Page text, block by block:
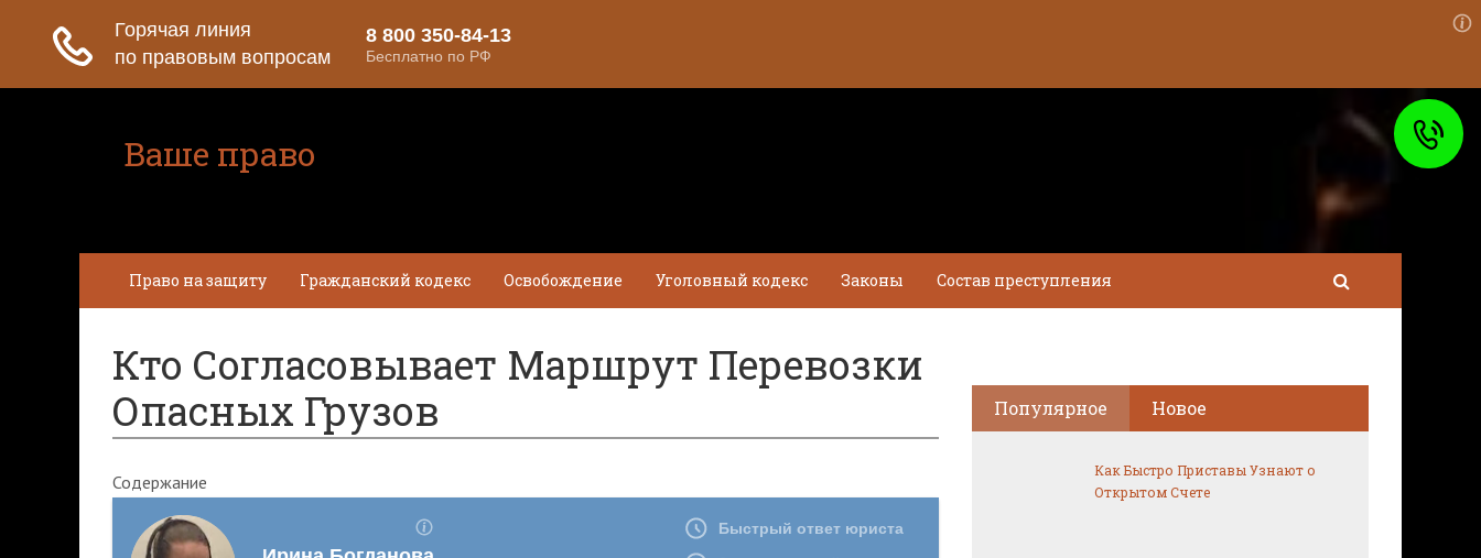
Ваше право
Право на защиту Гражданский кодекс Освобождение Уголовный кодекс Законы Состав преступления
Кто Согласовывает Маршрут Перевозки
Опасных Грузов
Содержание
Популярное Новое
Как Быстро Приставы Узнают о
Открытом Счете